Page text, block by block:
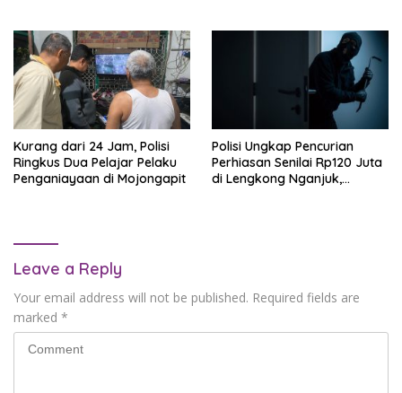
Kurang dari 24 Jam, Polisi
Ringkus Dua Pelajar Pelaku
Penganiayaan di Mojongapit
Polisi Ungkap Pencurian
Perhiasan Senilai Rp120 Juta
di Lengkong Nganjuk,
Leave a Reply
Your email address will not be published. Required fields are
marked *